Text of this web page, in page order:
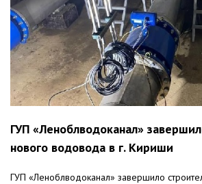
ГУП «Леноблводоканал»
нового водовода в г. Кириши
ГУП «Леноблводоканал» завершило